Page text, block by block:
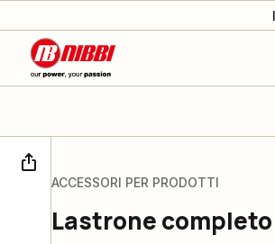
ACCESSORI PER PRODOTTI
Lastrone